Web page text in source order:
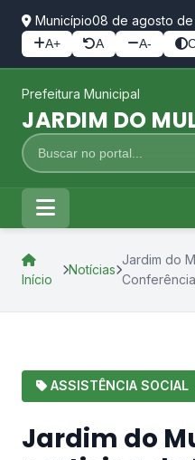
Município08 de agosto de
A+ A A-
Prefeitura Municipal
JARDIM DO
Início
Notícias
Jardim do
Conferência
ASSISTÊNCIA SOCIAL
Jardim do